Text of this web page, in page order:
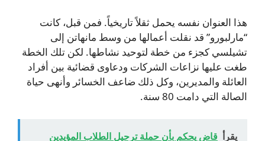
هذا العنوان نفسه يحمل ثقلاً تاريخياً. فمن قبل، كانت
“مارلبورو” قد نقلت أعمالها من وسط مانهاتن إلى
تشيلسي كجزء من خطة لتوحيد نشاطها. لكن تلك الخطة
طغت عليها نزاعات الشركات ودعاوى قضائية بين أفراد
العائلة والمديرين، وكل ذلك ضاعف الخسائر وأنهى حياة
الصالة التي دامت 80 سنة.
يقرأ قاضٍ يحكم بأن حملة ترحيل الطلاب المؤيدين